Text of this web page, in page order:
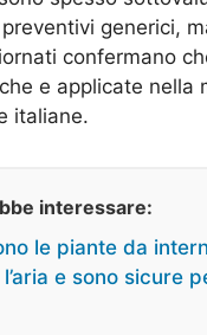
generici,
confermano
e applicate nella
italiane.
interessare:
le piante da
e sono sicure